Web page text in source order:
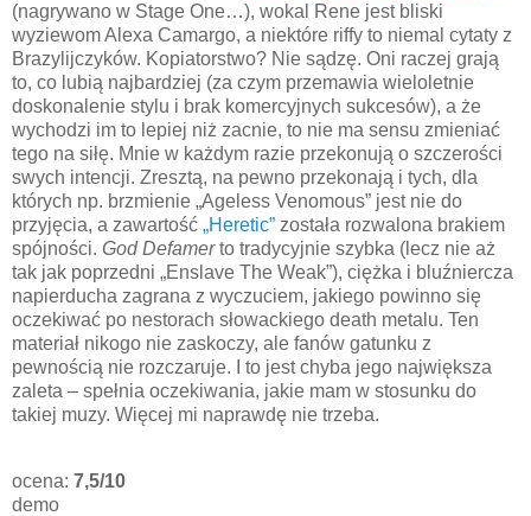
(nagrywano w Stage One…), wokal Rene jest bliski
wyziewom Alexa Camargo, a niektóre riffy to niemal cytaty z
Brazylijczyków. Kopiatorstwo? Nie sądzę. Oni raczej grają
to, co lubią najbardziej (za czym przemawia wieloletnie
doskonalenie stylu i brak komercyjnych sukcesów), a że
wychodzi im to lepiej niż zacnie, to nie ma sensu zmieniać
tego na siłę. Mnie w każdym razie przekonują o szczerości
swych intencji. Zresztą, na pewno przekonają i tych, dla
których np. brzmienie „Ageless Venomous” jest nie do
przyjęcia, a zawartość „Heretic” została rozwalona brakiem
spójności. God Defamerto tradycyjnie szybka (lecz nie aż
tak jak poprzedni „Enslave The Weak”), ciężka i bluźniercza
napierducha zagrana z wyczuciem, jakiego powinno się
oczekiwać po nestorach słowackiego death metalu. Ten
materiał nikogo nie zaskoczy, ale fanów gatunku z
pewnością nie rozczaruje. I to jest chyba jego największa
zaleta – spełnia oczekiwania, jakie mam w stosunku do
takiej muzy. Więcej mi naprawdę nie trzeba.
ocena: 7,5/10
demo